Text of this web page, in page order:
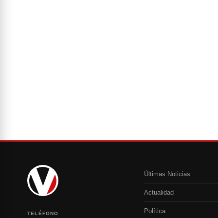
TELÉFONO
Últimas Noticias
Actualidad
Política